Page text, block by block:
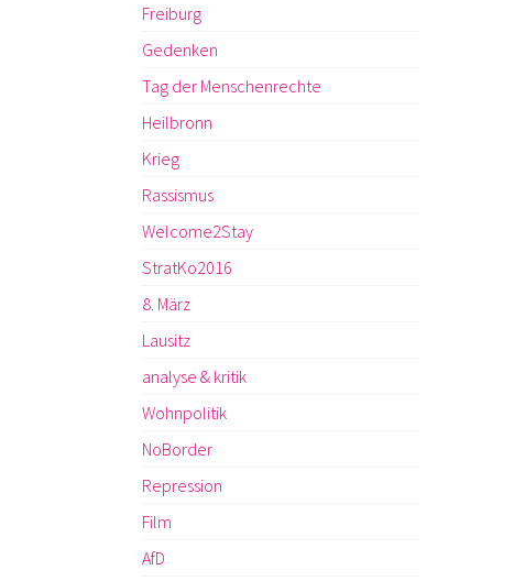
Freiburg
Gedenken
Tag der Menschenrechte
Heilbronn
Krieg
Rassismus
Welcome2Stay
StratKo2016
8. März
Lausitz
analyse & kritik
Wohnpolitik
NoBorder
Repression
Film
AfD